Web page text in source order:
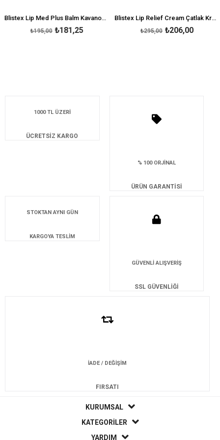
Blistex Lip Med Plus Balm Kavanoz 7 g
₺181,25
₺195,00
Blistex Lip Relief Cream Çatlak Kremi 6 ml
₺206,00
₺295,00
1000 TL ÜZERİ
ÜCRETSİZ KARGO
% 100 ORJİNAL
ÜRÜN GARANTİSİ
STOKTAN AYNI GÜN
KARGOYA TESLİM
GÜVENLİ ALIŞVERİŞ
SSL GÜVENLİĞİ
İADE / DEĞİŞİM
FIRSATI
KURUMSAL
KATEGORİLER
YARDIM